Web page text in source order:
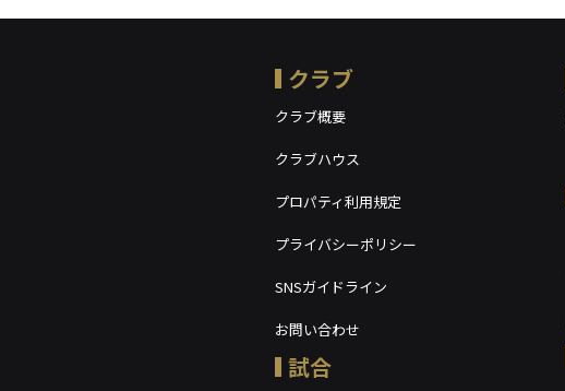
クラブ
クラブ概要
クラブハウス
プロパティ利用規定
プライバシーポリシー
SNSガイドライン
お問い合わせ
試合